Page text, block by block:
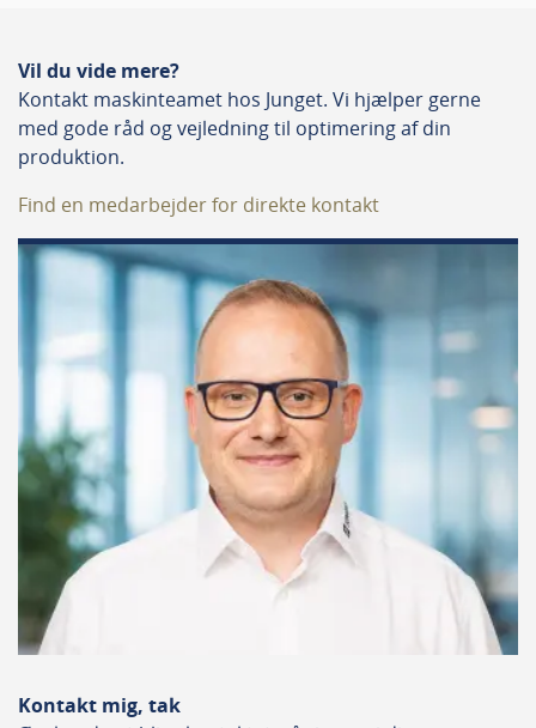
større produktion, har vi en dyvelisætningsmaskine,
der passer til dine behov. Vores maskiner er lette at
betjene og integrerer problemfrit i enhver
arbejdsgang, hvilket gør dem til et uundværligt værktøj
Vil du vide mere?
Kontakt maskinteamet hos Junget. Vi hjælper gerne
med gode råd og vejledning til optimering af din
produktion.
Find en medarbejder for direkte kontakt
Kontakt mig, tak